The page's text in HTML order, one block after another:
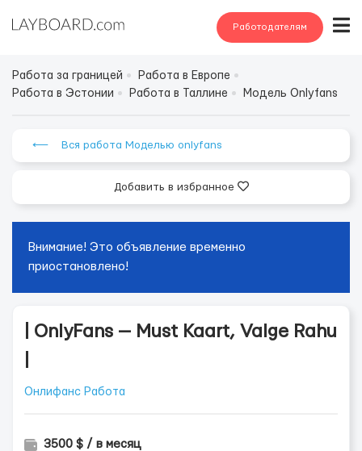
Работодателям
Работа за границей
Работа в Европе
Работа в Эстонии
Работа в Таллине Модель Onlyfans
⟵ Вся работа Моделью onlyfans
Добавить в избранное
Внимание! Это объявление временно
приостановлено!
| OnlyFans — Must Kaart, Valge Rahu
Онлифанс Работа
3500 $ / в месяц